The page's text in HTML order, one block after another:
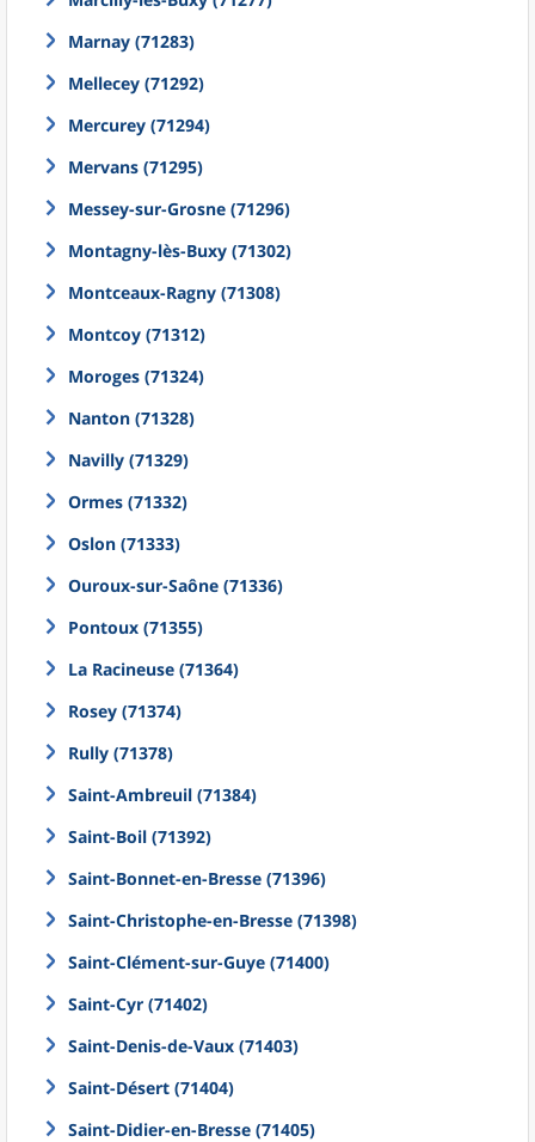
Marnay (71283)
Mellecey (71292)
Mercurey (71294)
Mervans (71295)
Messey-sur-Grosne (71296)
Montagny-lès-Buxy (71302)
Montceaux-Ragny (71308)
Montcoy (71312)
Moroges (71324)
Nanton (71328)
Navilly (71329)
Ormes (71332)
Oslon (71333)
Ouroux-sur-Saône (71336)
Pontoux (71355)
La Racineuse (71364)
Rosey (71374)
Rully (71378)
Saint-Ambreuil (71384)
Saint-Boil (71392)
Saint-Bonnet-en-Bresse (71396)
Saint-Christophe-en-Bresse (71398)
Saint-Clément-sur-Guye (71400)
Saint-Cyr (71402)
Saint-Denis-de-Vaux (71403)
Saint-Désert (71404)
Saint-Didier-en-Bresse (71405)